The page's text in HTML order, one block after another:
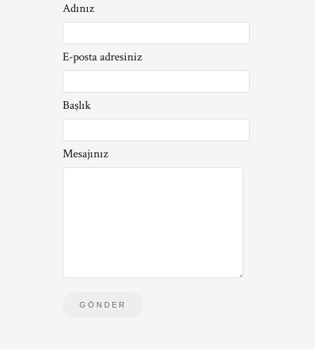
Adınız
E-posta adresiniz
Başlık
Mesajınız